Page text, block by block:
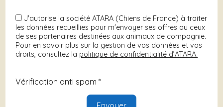
J'autorise la société ATARA (Chiens de France) à traiter
les données recueillies pour m'envoyer ses offres ou ceux
de ses partenaires destinées aux animaux de compagnie.
Pour en savoir plus sur la gestion de vos données et vos
droits, consultez la politique de confidentialité d’ATARA.
Vérification anti spam *